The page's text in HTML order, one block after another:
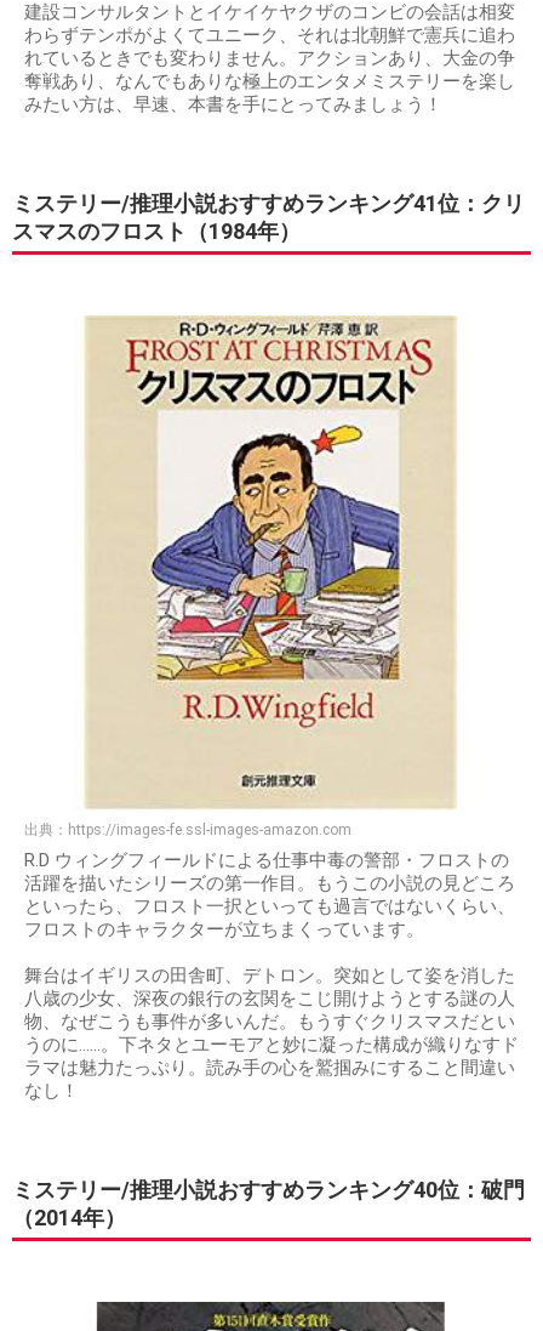
建設コンサルタントとイケイケヤクザのコンビの会話は相変
わらずテンポがよくてユニーク、それは北朝鮮で憲兵に追わ
れているときでも変わりません。アクションあり、大金の争
奪戦あり、なんでもありな極上のエンタメミステリーを楽し
みたい方は、早速、本書を手にとってみましょう！
ミステリー/推理小説おすすめランキング41位：クリ
スマスのフロスト（1984年）
出典： https://images-fe.ssl-images-amazon.com
R.D ウィングフィールドによる仕事中毒の警部・フロストの
活躍を描いたシリーズの第一作目。もうこの小説の見どころ
といったら、フロスト一択といっても過言ではないくらい、
フロストのキャラクターが立ちまくっています。
舞台はイギリスの田舎町、デトロン。突如として姿を消した
八歳の少女、深夜の銀行の玄関をこじ開けようとする謎の人
物、なぜこうも事件が多いんだ。もうすぐクリスマスだとい
うのに……。下ネタとユーモアと妙に凝った構成が織りなすド
ラマは魅力たっぷり。読み手の心を鷲掴みにすること間違い
なし！
ミステリー/推理小説おすすめランキング40位：破門
（2014年）